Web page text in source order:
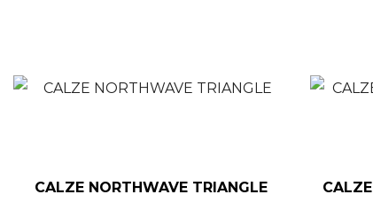
CALZE NORTHWAVE TRIANGLE